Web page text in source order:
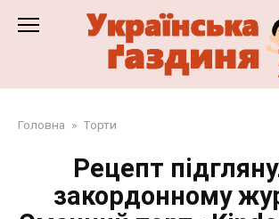
Головна » Торти
Рецепт
закордонному